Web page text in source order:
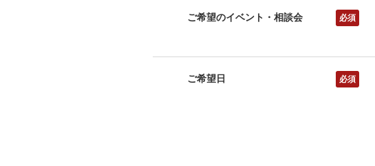
ご希望のイベント・相談会 必須
ご希望日 必須